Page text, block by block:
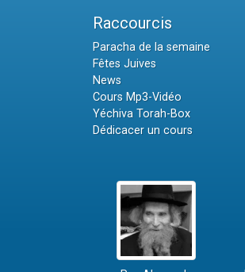
Raccourcis
Paracha de la semaine
Fêtes Juives
News
Cours Mp3-Vidéo
Yéchiva Torah-Box
Dédicacer un cours